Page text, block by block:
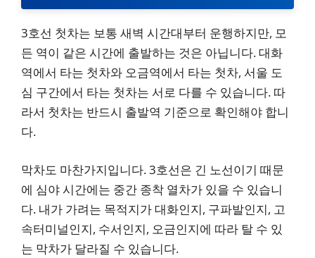
3호선 첫차는 보통 새벽 시간대부터 운행하지만, 모
든 역이 같은 시간에 출발하는 것은 아닙니다. 대화
역에서 타는 첫차와 오금역에서 타는 첫차, 서울 도
심 구간에서 타는 첫차는 서로 다를 수 있습니다. 따
라서 첫차는 반드시 출발역 기준으로 확인해야 합니
다.
막차도 마찬가지입니다. 3호선은 긴 노선이기 때문
에 심야 시간에는 중간 종착 열차가 있을 수 있습니
다. 내가 가려는 목적지가 대화인지, 구파발인지, 고
속터미널인지, 수서인지, 오금인지에 따라 탈 수 있
는 막차가 달라질 수 있습니다.